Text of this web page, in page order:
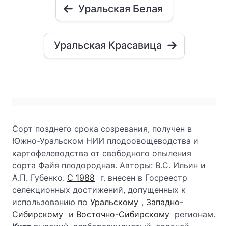
Уральская Белая
Уральская Красавица
Сорт позднего срока созревания, получен в
Южно-Уральском НИИ плодоовощеводства и
картофелеводства от свободного опыления
сорта Файя плодородная. Авторы: В.С. Ильин и
А.П. Губенко. С 1988
г. внесен в Госреестр
селекционных достижений, допущенных к
использованию по Уральскому , Западно-
Сибирскому и Восточно-Сибирскому регионам.